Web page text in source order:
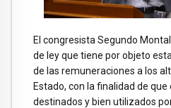
El congresista Segundo
de ley que tiene por objeto
de las remuneraciones a los
Estado, con la finalidad de
destinados y bien utilizados